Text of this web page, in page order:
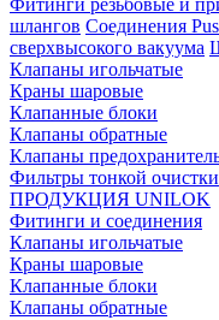
шлангов Соединения
сверхвысокого вакуума
Клапаны игольчатые
Краны шаровые
Клапанные блоки
Клапаны обратные
Клапаны
Фильтры тонкой очистки
ПРОДУКЦИЯ UNILOK
Фитинги и соединения
Клапаны игольчатые
Краны шаровые
Клапанные блоки
Клапаны обратные